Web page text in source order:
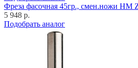
Фреза фасочная 45гр., смен.ножи HM
5 948 р.
Подобрать аналог